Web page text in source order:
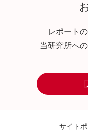
レポート
当研究所へ
サイト